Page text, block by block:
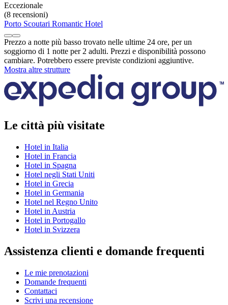
Eccezionale
(8 recensioni)
Porto Scoutari Romantic Hotel
Prezzo a notte più basso trovato nelle ultime 24 ore, per un
soggiorno di 1 notte per 2 adulti. Prezzi e disponibilità possono
cambiare. Potrebbero essere previste condizioni aggiuntive.
Mostra altre strutture
Le città più visitate
Hotel in Italia
Hotel in Francia
Hotel in Spagna
Hotel negli Stati Uniti
Hotel in Grecia
Hotel in Germania
Hotel nel Regno Unito
Hotel in Austria
Hotel in Portogallo
Hotel in Svizzera
Assistenza clienti e domande frequenti
Le mie prenotazioni
Domande frequenti
Contattaci
Scrivi una recensione